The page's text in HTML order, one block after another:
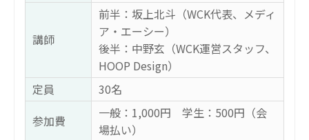
講師
前半：坂上北斗（WCK代表、メディ
ア・エーシー）
後半：中野玄（WCK運営スタッフ、
HOOP Design）
定員
30名
参加費
一般：1,000円 学生：500円（会
場払い）